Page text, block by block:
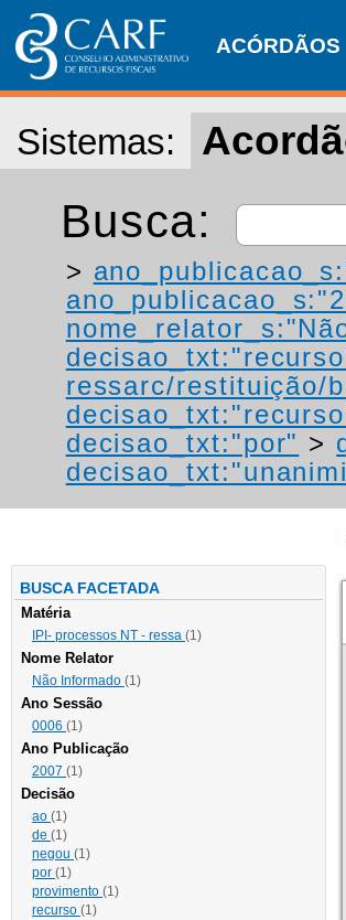
ACÓRDÃOS
Sistemas:
Busca:
>
ressarc/restituição/
decisao_txt:"por" >
BUSCA FACETADA
Matéria
IPI- processos NT - ressa (1)
Nome Relator
Não Informado (1)
Ano Sessão
0006 (1)
Ano Publicação
2007 (1)
Decisão
ao (1)
de (1)
negou (1)
por (1)
provimento (1)
recurso (1)